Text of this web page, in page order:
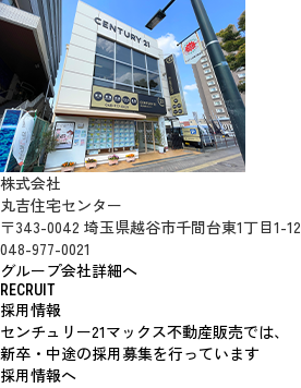
株式会社
丸吉住宅センター
〒343-0042 埼玉県越谷市千間台東1丁目1-12
048-977-0021
グループ会社詳細へ
RECRUIT
採用情報
センチュリー21マックス不動産販売では、
新卒・中途の採用募集を行っています
採用情報へ